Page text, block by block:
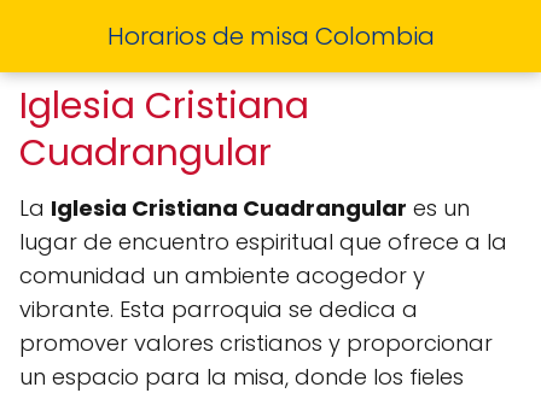
Horarios de misa Colombia
Iglesia Cristiana
Cuadrangular
La Iglesia Cristiana Cuadrangular es un
lugar de encuentro espiritual que ofrece a la
comunidad un ambiente acogedor y
vibrante. Esta parroquia se dedica a
promover valores cristianos y proporcionar
un espacio para la misa, donde los fieles